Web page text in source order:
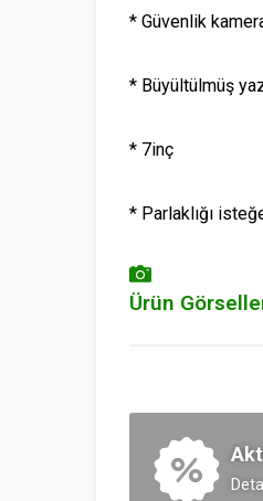
* Güvenlik
* Büyültülmüş
* 7inç
* Parlaklığı
Ürün